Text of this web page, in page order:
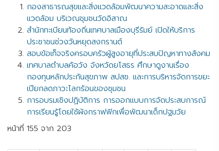
กองสาธารณสุขและสิ่งแวดล้อมพัฒนาความสะอาดและสิ่ง
แวดล้อม บริเวณชุมชนวัดอิสาณ
สำนักทะเบียนท้องถิ่นเทศบาลเมืองบุรีรัมย์ เปิดให้บริการ
ประชาชนช่วงวันหยุดสงกรานต์
สอบข้อเท็จจริงครอบครัวผู้สูงอายุที่ประสบปัญหาทางสังคม
เทศบาลตำบลค้อวัง จังหวัดยโสธร ศึกษาดูงานเรื่อง
กองทุนหลักประกันสุขภาพ สปสช. และการบริหารจัดการขยะ
เปียกลดภาวะโลกร้อนของชุมชน
การอบรมเชิงปฏิบัติการ การออกแบบการจัดประสบการณ์
การเรียนรู้โดยใช้ผังกราฟฟิกเพื่อพัฒนาเด็กปฐมวัย
หน้าที่ 155 จาก 203